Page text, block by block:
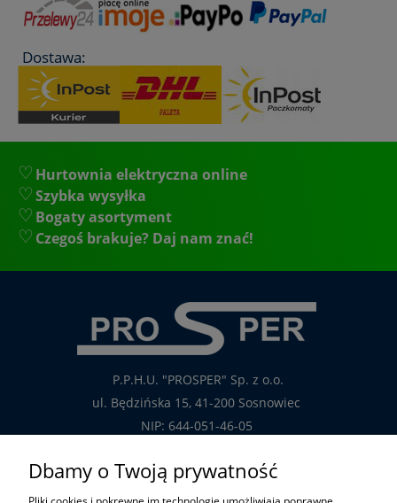
Dostawa:
Hurtownia elektryczna online
Szybka wysyłka
Bogaty asortyment
Czegoś brakuje? Daj nam znać!
P.P.H.U. "PROSPER" Sp. z o.o.
ul. Będzińska 15, 41-200 Sosnowiec
NIP: 644-051-46-05
tel.: 32-785-29-00
tel. kom: 609-808-147
Dbamy o Twoją prywatność